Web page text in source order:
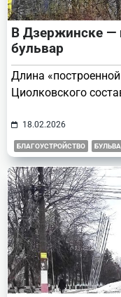
В Дзержинске
бульвар
Длина
Циолковского
18.02.2026
БЛАГОУСТРОЙСТВО